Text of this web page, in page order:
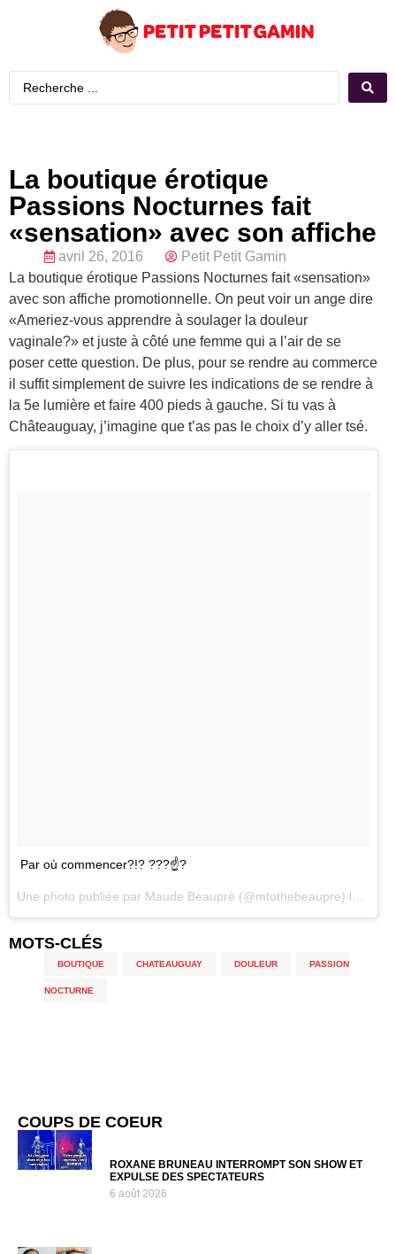
La boutique érotique
Passions Nocturnes fait
«sensation» avec son affiche
avril 26, 2016
Petit Petit Gamin
La boutique érotique Passions Nocturnes fait «sensation»
avec son affiche promotionnelle. On peut voir un ange dire
«Ameriez-vous apprendre à soulager la douleur
vaginale?» et juste à côté une femme qui a l’air de se
poser cette question. De plus, pour se rendre au commerce
il suffit simplement de suivre les indications de se rendre à
la 5e lumière et faire 400 pieds à gauche. Si tu vas à
Châteauguay, j’imagine que t’as pas le choix d’y aller tsé.
Par où commencer?!? ???☝?️
MOTS-CLÉS
BOUTIQUE CHATEAUGUAY DOULEUR PASSION
NOCTURNE
COUPS DE COEUR
ROXANE BRUNEAU INTERROMPT SON SHOW ET
EXPULSE DES SPECTATEURS
6 août 2026